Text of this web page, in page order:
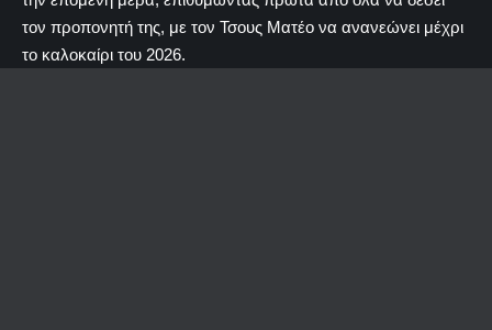
τον προπονητή της, με τον Τσους Ματέο να ανανεώνει μέχρι
το καλοκαίρι του 2026.